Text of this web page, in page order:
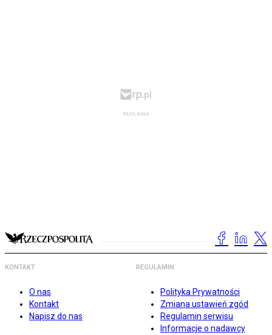
KONTAKT
O nas
Kontakt
Napisz do nas
REGULAMIN
Polityka Prywatności
Zmiana ustawień zgód
Regulamin serwisu
Informacje o nadawcy